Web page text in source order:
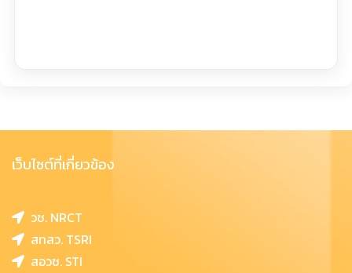
เว็บไซต์ที่เกี่ยวข้อง
วช. NRCT
สทสว. TSRI
สอวช. STI